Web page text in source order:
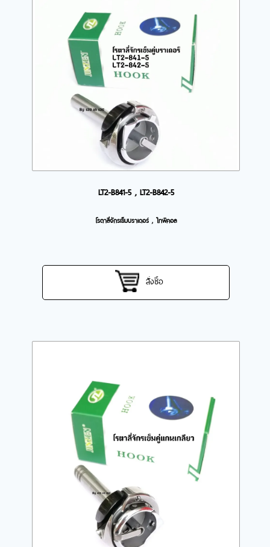
LT2-B841-5 , LT2-B842-5
โรตาลี่จักรเข็มบราเดอร์ , ไทพิคอล
สั่งซื้อ